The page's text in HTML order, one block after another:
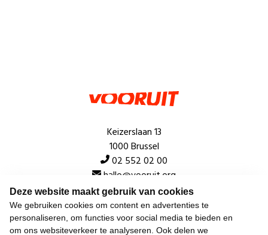
Deze website maakt gebruik van cookies
We gebruiken cookies om content en advertenties te
personaliseren, om functies voor social media te bieden en
om ons websiteverkeer te analyseren. Ook delen we
Keizerslaan 13
1000 Brussel
02 552 02 00
hallo@vooruit.org
Snel